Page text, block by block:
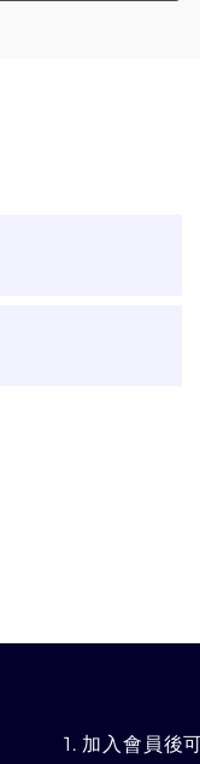
1. 加入會員後可以有